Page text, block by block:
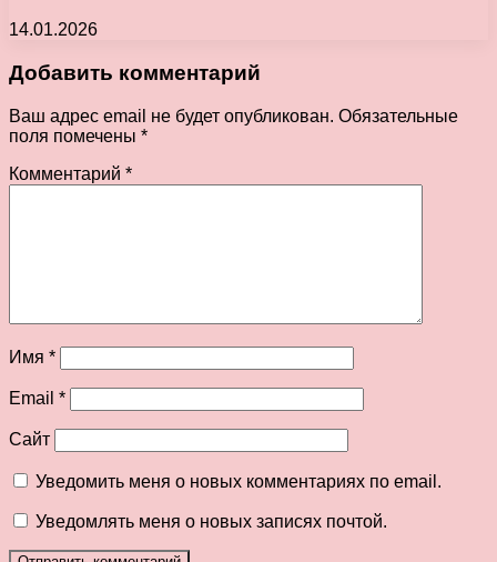
14.01.2026
Добавить комментарий
Ваш адрес email не будет опубликован. Обязательные
поля помечены *
Комментарий *
Имя *
Email *
Сайт
Уведомить меня о новых комментариях по email.
Уведомлять меня о новых записях почтой.